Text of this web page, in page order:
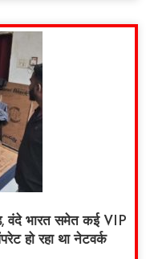
वंदे भारत समेत कई VIP
हो रहा था नेटवर्क